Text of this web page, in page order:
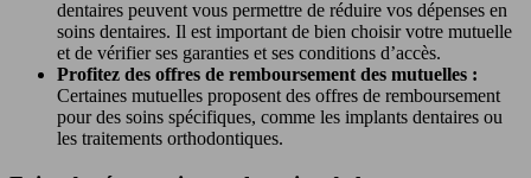
dentaires peuvent vous permettre de réduire vos dépenses en
soins dentaires. Il est important de bien choisir votre mutuelle
et de vérifier ses garanties et ses conditions d’accès.
Profitez des offres de remboursement des mutuelles :
Certaines mutuelles proposent des offres de remboursement
pour des soins spécifiques, comme les implants dentaires ou
les traitements orthodontiques.